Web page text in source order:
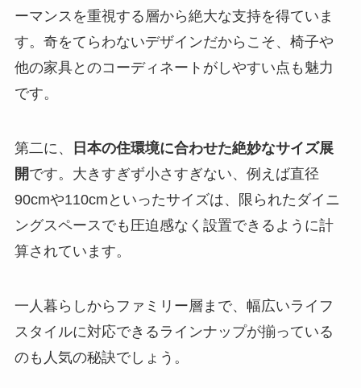
ーマンスを重視する層から絶大な支持を得ていま
す。奇をてらわないデザインだからこそ、椅子や
他の家具とのコーディネートがしやすい点も魅力
です。
第二に、
日本の住環境に合わせた絶妙なサイズ展
開です。大きすぎず小さすぎない、例えば直径
90cmや110cmといったサイズは、限られたダイニ
ングスペースでも圧迫感なく設置できるように計
算されています。
一人暮らしからファミリー層まで、幅広いライフ
スタイルに対応できるラインナップが揃っている
のも人気の秘訣でしょう。